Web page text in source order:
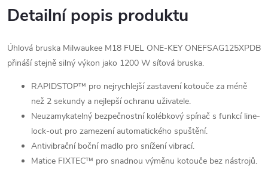
Detailní popis produktu
Úhlová bruska Milwaukee M18 FUEL ONE-KEY ONEFSAG125XPDB
přináší stejně silný výkon jako 1200 W síťová bruska.
RAPIDSTOP™ pro nejrychlejší zastavení kotouče za méně
než 2 sekundy a nejlepší ochranu uživatele.
Neuzamykatelný bezpečnostní kolébkový spínač s funkcí line-
lock-out pro zamezení automatického spuštění.
Antivibrační boční madlo pro snížení vibrací.
Matice FIXTEC™ pro snadnou výměnu kotouče bez nástrojů.